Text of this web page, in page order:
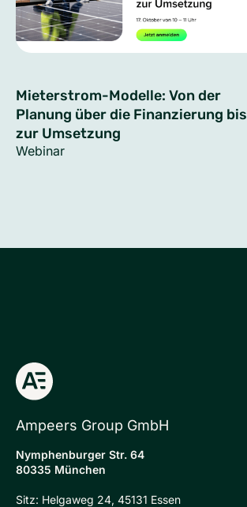
Mieterstrom-Modelle: Von der
Planung über die Finanzierung bis
zur Umsetzung
Webinar
Ampeers Group GmbH
Nymphenburger Str. 64
80335 München
Sitz: Helgaweg 24, 45131 Essen